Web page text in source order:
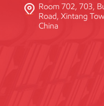
Room 702, 703,
Road, Xintang
China